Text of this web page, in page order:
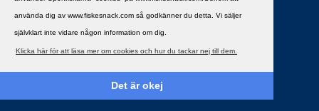
använda dig av www.fiskesnack.com så godkänner du detta. Vi säljer
självklart inte vidare någon information om dig.
Klicka här för att läsa mer om cookies och hur du tackar nej till dem.
Det är okej